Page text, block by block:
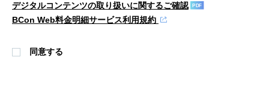
デジタルコンテンツの取り扱いに関するご確認
BCon Web料金明細サービス利用規約
同意する